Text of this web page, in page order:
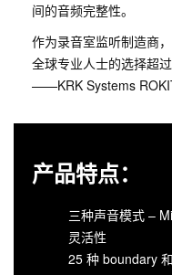
间的音频完整性。
作为录音室监听制造商
全球专业人士的选择超
——KRK Systems
产品特点：
三种声音模式 –
灵活性
25 种 boundary